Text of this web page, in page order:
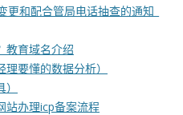
和配合管局电话抽查的通知_
教育域名介绍
要懂的数据分析）
站办理icp备案流程